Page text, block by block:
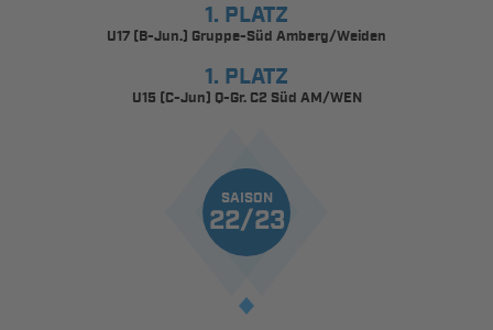
1. PLATZ
U17 (B-Jun.) Gruppe-Süd Amberg/Weiden
1. PLATZ
U15 (C-Jun) Q-Gr. C2 Süd AM/WEN
SAISON
22/23